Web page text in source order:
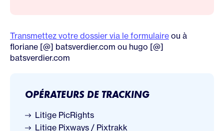
Transmettez votre dossier via le formulaire ou à
floriane [@] batsverdier.com ou hugo [@]
batsverdier.com
OPÉRATEURS DE TRACKING
Litige PicRights
Litige Pixways / Pixtrakk